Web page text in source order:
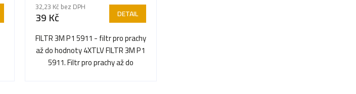
32,23 Kč bez DPH
39 Kč DETAIL
FILTR 3M P1 5911 - filtr pro prachy
až do hodnoty 4XTLV FILTR 3M P1
5911. Filtr pro prachy až do